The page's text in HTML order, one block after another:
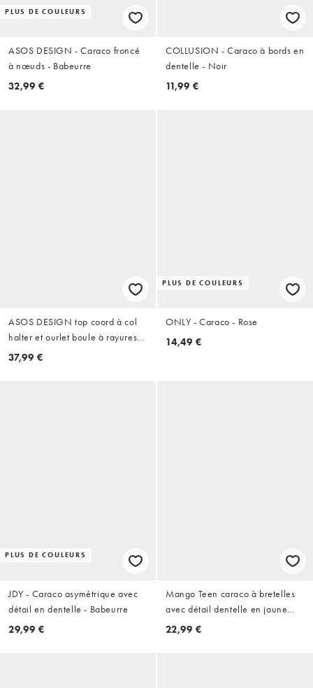
PLUS DE COULEURS
ASOS DESIGN - Caraco froncé
à nœuds - Babeurre
32,99 €
COLLUSION - Caraco à bords en
dentelle - Noir
11,99 €
ASOS DESIGN top coord à col
halter et ourlet boule à rayures
buttermilk
37,99 €
PLUS DE COULEURS
ONLY - Caraco - Rose
14,49 €
PLUS DE COULEURS
JDY - Caraco asymétrique avec
détail en dentelle - Babeurre
29,99 €
Mango Teen caraco à bretelles
avec détail dentelle en jaune
pastel
22,99 €